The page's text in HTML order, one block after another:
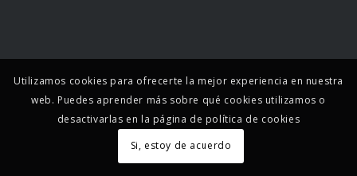
Utilizamos cookies para ofrecerte la mejor experiencia en nuestra
web. Puedes aprender más sobre qué cookies utilizamos o
desactivarlas en la página de política de cookies
Si, estoy de acuerdo